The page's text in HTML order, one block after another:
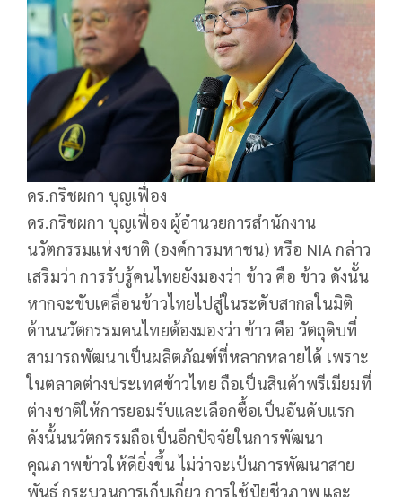
ดร.กริชผกา บุญเฟื่อง
ดร.กริชผกา บุญเฟื่อง ผู้อำนวยการสำนักงาน
นวัตกรรมแห่งชาติ (องค์การมหาชน) หรือ NIA กล่าว
เสริมว่า การรับรู้คนไทยยังมองว่า ข้าว คือ ข้าว ดังนั้น
หากจะขับเคลื่อนข้าวไทยไปสู่ในระดับสากลในมิติ
ด้านนวัตกรรมคนไทยต้องมองว่า ข้าว คือ วัตถุดิบที่
สามารถพัฒนาเป็นผลิตภัณฑ์ที่หลากหลายได้ เพราะ
ในตลาดต่างประเทศข้าวไทย ถือเป็นสินค้าพรีเมียมที่
ต่างชาติให้การยอมรับและเลือกซื้อเป็นอันดับแรก
ดังนั้นนวัตกรรมถือเป็นอีกปัจจัยในการพัฒนา
คุณภาพข้าวให้ดียิ่งขึ้น ไม่ว่าจะเป้นการพัฒนาสาย
พันธุ์ กระบวนการเก็บเกี่ยว การใช้ปุ๋ยชีวภาพ และ